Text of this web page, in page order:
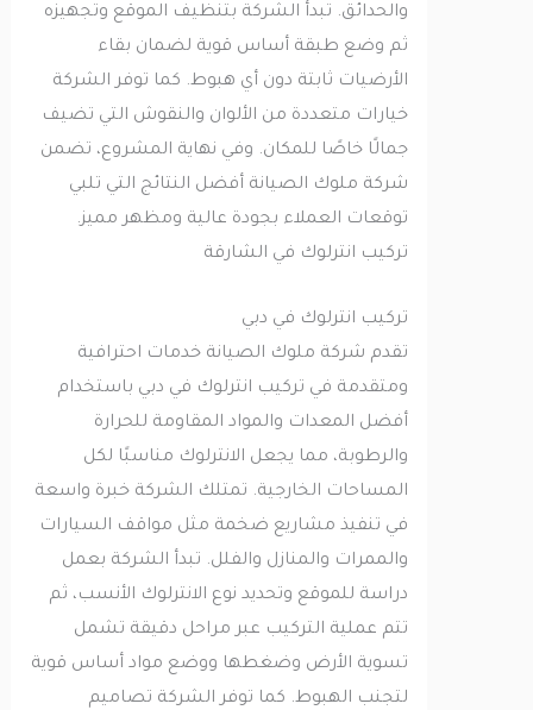
والحدائق. تبدأ الشركة بتنظيف الموقع وتجهيزه
ثم وضع طبقة أساس قوية لضمان بقاء
الأرضيات ثابتة دون أي هبوط. كما توفر الشركة
خيارات متعددة من الألوان والنقوش التي تضيف
جمالًا خاصًا للمكان. وفي نهاية المشروع، تضمن
شركة ملوك الصيانة أفضل النتائج التي تلبي
توقعات العملاء بجودة عالية ومظهر مميز.
تركيب انترلوك في الشارقة
تركيب انترلوك في دبي
تقدم شركة ملوك الصيانة خدمات احترافية
ومتقدمة في تركيب انترلوك في دبي باستخدام
أفضل المعدات والمواد المقاومة للحرارة
والرطوبة، مما يجعل الانترلوك مناسبًا لكل
المساحات الخارجية. تمتلك الشركة خبرة واسعة
في تنفيذ مشاريع ضخمة مثل مواقف السيارات
والممرات والمنازل والفلل. تبدأ الشركة بعمل
دراسة للموقع وتحديد نوع الانترلوك الأنسب، ثم
تتم عملية التركيب عبر مراحل دقيقة تشمل
تسوية الأرض وضغطها ووضع مواد أساس قوية
لتجنب الهبوط. كما توفر الشركة تصاميم